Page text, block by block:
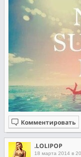
Комментировать
.LOLIPOP
18 марта 2014 в